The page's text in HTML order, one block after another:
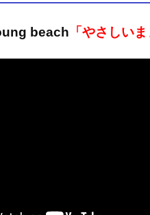
beach 「やさしいま